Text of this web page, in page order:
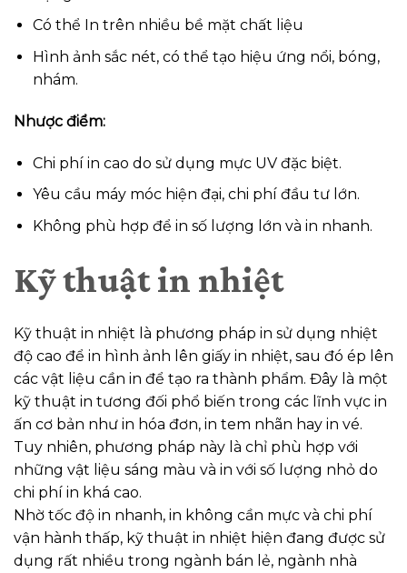
Có thể In trên nhiều bề mặt chất liệu
Hình ảnh sắc nét, có thể tạo hiệu ứng nổi, bóng,
nhám.
Nhược điểm:
Chi phí in cao do sử dụng mực UV đặc biệt.
Yêu cầu máy móc hiện đại, chi phí đầu tư lớn.
Không phù hợp để in số lượng lớn và in nhanh.
Kỹ thuật in nhiệt
Kỹ thuật in nhiệt là phương pháp in sử dụng nhiệt
độ cao để in hình ảnh lên giấy in nhiệt, sau đó ép lên
các vật liệu cần in để tạo ra thành phẩm. Đây là một
kỹ thuật in tương đối phổ biến trong các lĩnh vực in
ấn cơ bản như in hóa đơn, in tem nhãn hay in vé.
Tuy nhiên, phương pháp này là chỉ phù hợp với
những vật liệu sáng màu và in với số lượng nhỏ do
chi phí in khá cao.
Nhờ tốc độ in nhanh, in không cần mực và chi phí
vận hành thấp, kỹ thuật in nhiệt hiện đang được sử
dụng rất nhiều trong ngành bán lẻ, ngành nhà